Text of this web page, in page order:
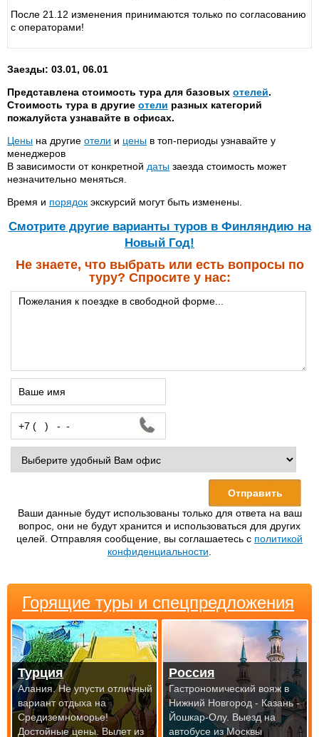
После 21.12 изменения принимаются только по согласованию
с операторами!
Заезды: 03.01, 06.01
Представлена стоимость тура для базовых отелей.
Стоимость тура в другие отели разных категорий
пожалуйста узнавайте в офисах.
Цены на другие отели и цены в топ-периоды узнавайте у
менеджеров
В зависимости от конкретной даты заезда стоимость может
незначительно меняться.
Время и порядок экскурсий могут быть изменены.
Cмотрите другие варианты туров в Финляндию на
Новый Год!
Не знаете, что выбрать или есть вопросы по
туру? Спросите у нас:
Ваши данные будут использованы только для ответа на ваш
вопрос, они не будут хранится и использоваться для других
целей. Отправляя сообщение, вы соглашаетесь с политикой
конфиденциальности
Горящие туры и спецпредложения
Турция
Алания. Не упусти отличный
вариант отдыха на
Средиземноморье!
Достойные цены. Вылет из
Россия
Гастрономический вояж в
Нижний Новгород - Казань -
Йошкар-Олу. Выезд на
автобусе из Москвы